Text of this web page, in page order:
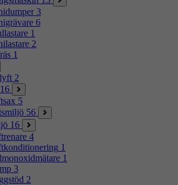
3
6
1
2
1
2
16
5
56
16
4
1
1
3
2